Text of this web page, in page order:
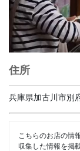
住所
兵庫県加古川市別
こちらのお店の情
収集した情報を掲